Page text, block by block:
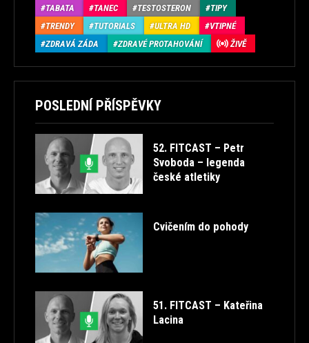
TABATA
TANEC TESTOSTERON
TIPY
TRENDY
TUTORIALS ULTRA HD
VTIPNÉ
ZDRAVÁ ZÁDA
ZDRAVÉ PROTAHOVÁNÍ ŽIVĚ
POSLEDNÍ PŘÍSPĚVKY
52. FITCAST – Petr
Svoboda – legenda
české atletiky
Cvičením do pohody
51. FITCAST – Kateřina
Lacina